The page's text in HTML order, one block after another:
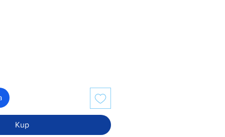
Kup